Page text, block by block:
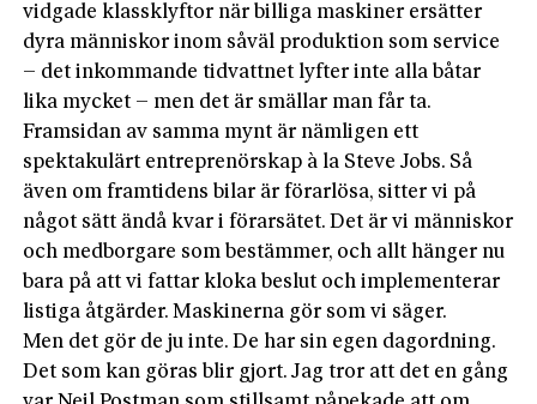
vidgade klassklyftor när billiga maskiner ersätter
dyra människor inom såväl produktion som service
– det inkommande tidvattnet lyfter inte alla båtar
lika mycket – men det är smällar man får ta.
Framsidan av samma mynt är nämligen ett
spektakulärt entreprenörskap à la Steve Jobs. Så
även om framtidens bilar är förarlösa, sitter vi på
något sätt ändå kvar i förarsätet. Det är vi människor
och medborgare som bestämmer, och allt hänger nu
bara på att vi fattar kloka beslut och implementerar
listiga åtgärder. Maskinerna gör som vi säger.
Men det gör de ju inte. De har sin egen dagordning.
Det som kan göras blir gjort. Jag tror att det en gång